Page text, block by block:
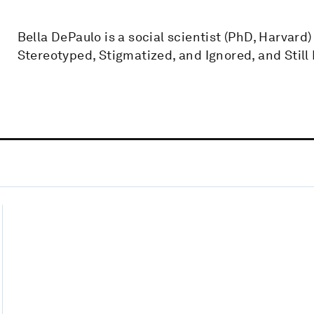
Bella DePaulo is a social scientist (PhD,
Stereotyped, Stigmatized, and Ignored, and Still